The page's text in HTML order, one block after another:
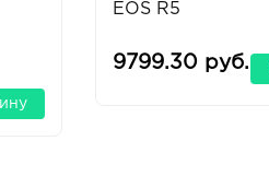
EOS R5
9799.30 руб.